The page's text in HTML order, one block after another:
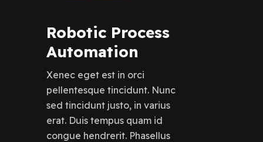
Robotic Process
Automation
Xenec eget est in orci
pellentesque tincidunt. Nunc
sed tincidunt justo, in varius
erat. Duis tempus quam id
congue hendrerit. Phasellus